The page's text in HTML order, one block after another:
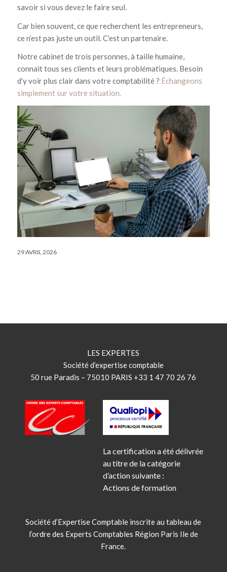
savoir si vous devez le faire seul.
Car bien souvent, ce que recherchent les entrepreneurs,
ce n’est pas juste un outil. C’est un partenaire.
Notre cabinet de trois personnes, à taille humaine,
connait tous ses clients et leurs problématiques. Besoin
d’y voir plus clair dans votre comptabilité ? Échangeons
simplement sur votre situation.
29 AVRIL 2026
LES EXPERTES
Société d’expertise comptable
50 rue Paradis – 75010 PARIS +33 1 47 70 26 76
La certification a été délivrée
au titre de la catégorie
d’action suivante :
Actions de formation
Société d’Expertise Comptable inscrite au tableau de
l’ordre des Experts Comptables Région Paris Ile de
France.